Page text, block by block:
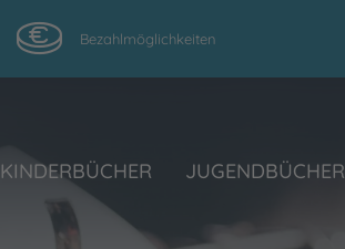
Bezahlmöglichkeiten
KINDERBÜCHER JUGENDBÜCHER